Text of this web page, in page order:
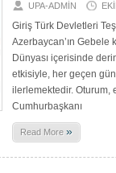
UPA-ADMIN
Giriş Türk Devletleri
Azerbaycan’ın
Dünyası içerisinde
etkisiyle, her geçen
ilerlemektedir. Oturum,
Cumhurbaşkanı
Read More »